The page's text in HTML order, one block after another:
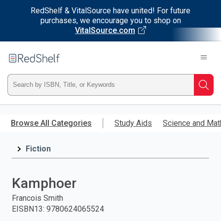
RedShelf & VitalSource have united! For future
purchases, we encourage you to shop on
VitalSource.com
main
RedShelf
Type
ISBN,
Title,
and
press
Browse All Categories Study Aids Science and
Fiction
Kamphoer
Francois Smith
EISBN13: 9780624065524